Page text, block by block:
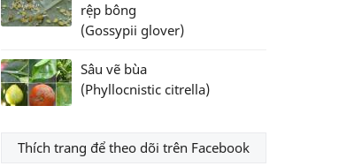
rệp bông
(Gossypii glover)
Sâu vẽ bùa
(Phyllocnistic citrella)
Thích trang để theo dõi trên Facebook